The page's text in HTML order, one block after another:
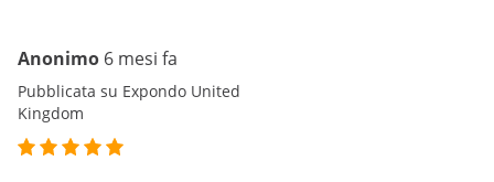
Anonimo 6 mesi fa
Pubblicata su Expondo United
Kingdom